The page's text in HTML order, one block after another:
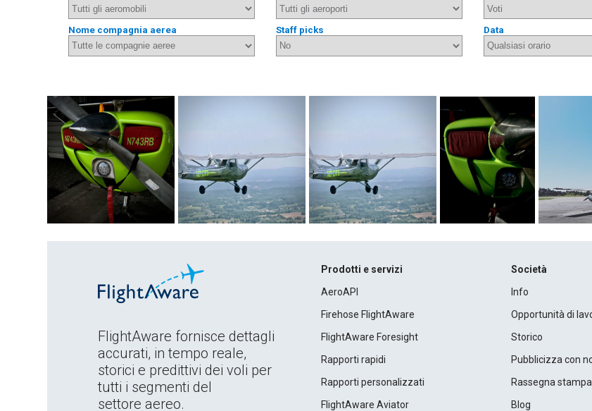
Nome compagnia aerea Staff picks Data
FlightAware fornisce dettagli
accurati, in tempo reale,
storici e predittivi dei voli per
tutti i segmenti del
settore aereo.
Prodotti e servizi
AeroAPI
Firehose FlightAware
FlightAware Foresight
Rapporti rapidi
Rapporti personalizzati
FlightAware Aviator
Società
Info
Opportunità di
Storico
Pubblicizza con
Rassegna stampa
Blog